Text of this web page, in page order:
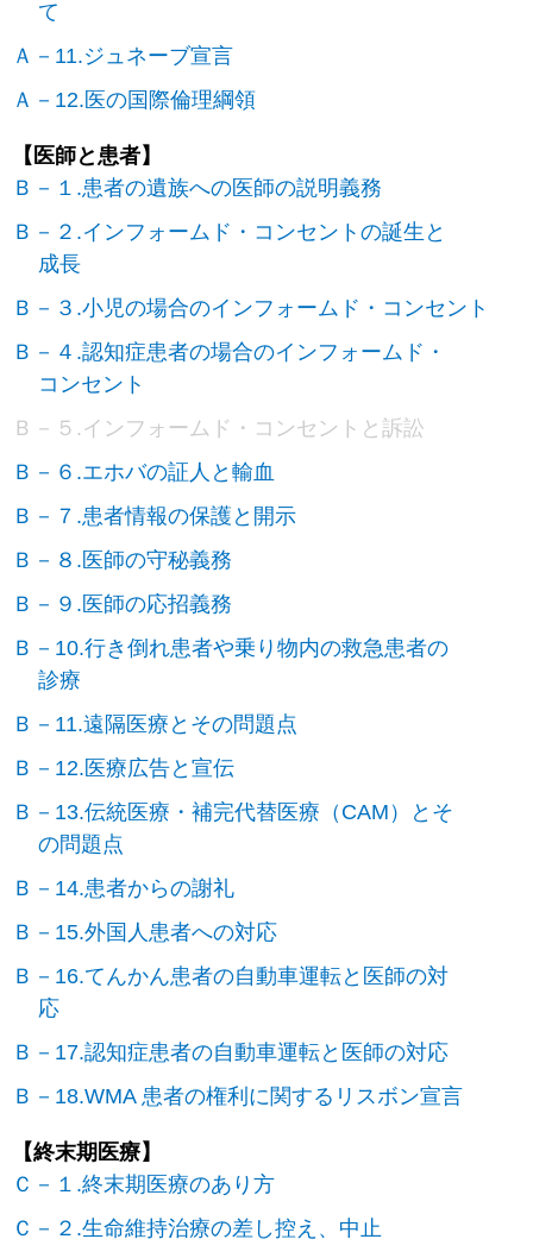
て
Ａ－11.ジュネーブ宣言
Ａ－12.医の国際倫理綱領
【医師と患者】
Ｂ－１.患者の遺族への医師の説明義務
Ｂ－２.インフォームド・コンセントの誕生と
成長
Ｂ－３.小児の場合のインフォームド・コンセント
Ｂ－４.認知症患者の場合のインフォームド・
コンセント
Ｂ－５.インフォームド・コンセントと訴訟
Ｂ－６.エホバの証人と輸血
Ｂ－７.患者情報の保護と開示
Ｂ－８.医師の守秘義務
Ｂ－９.医師の応招義務
Ｂ－10.行き倒れ患者や乗り物内の救急患者の
診療
Ｂ－11.遠隔医療とその問題点
Ｂ－12.医療広告と宣伝
Ｂ－13.伝統医療・補完代替医療（CAM）とそ
の問題点
Ｂ－14.患者からの謝礼
Ｂ－15.外国人患者への対応
Ｂ－16.てんかん患者の自動車運転と医師の対
応
Ｂ－17.認知症患者の自動車運転と医師の対応
Ｂ－18.WMA 患者の権利に関するリスボン宣言
【終末期医療】
Ｃ－１.終末期医療のあり方
Ｃ－２.生命維持治療の差し控え、中止